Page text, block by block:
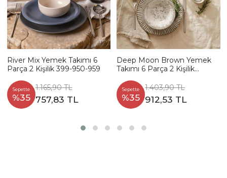
River Mix Yemek Takımı 6
Parça 2 Kişilik 399-950-959
Sepette
%35
1.165,90 TL
757,83 TL
Deep Moon Brown Yemek
Takımı 6 Parça 2 Kişilik
Sepette
%35
1.403,90 TL
912,53 TL